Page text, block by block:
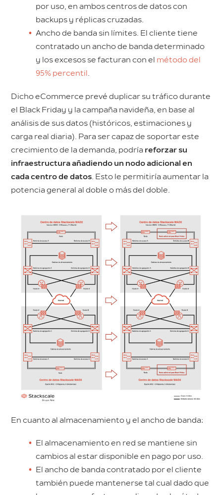
por uso, en ambos centros de datos con
backups y réplicas cruzadas.
Ancho de banda sin límites. El cliente tiene
contratado un ancho de banda determinado
y los excesos se facturan con el método del
95% percentil .
Dicho eCommerce prevé duplicar su tráfico durante
el Black Friday y la campaña navideña, en base al
análisis de sus datos (históricos, estimaciones y
carga real diaria). Para ser capaz de soportar este
crecimiento de la demanda, podría reforzar su
infraestructura añadiendo un nodo adicional en
cada centro de datos. Esto le permitiría aumentar la
potencia general al doble o más del doble.
En cuanto al almacenamiento y el ancho de banda:
El almacenamiento en red se mantiene sin
cambios al estar disponible en pago por uso.
El ancho de banda contratado por el cliente
también puede mantenerse tal cual dado que